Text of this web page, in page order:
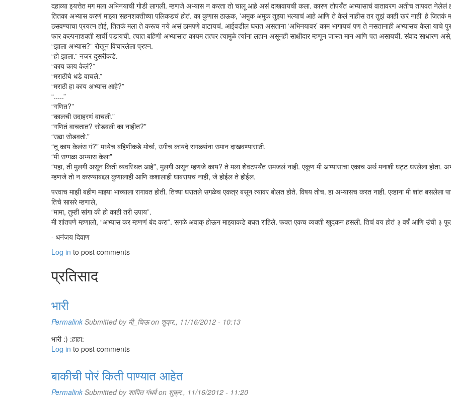
दहाव्या इयत्तेत मग मला अभिनयाची गोडी लागली. म्हणजे अभ्यास न करता तो चालू आहे असं दाखवायची कला. कारण तोपर्यंत अभ्यासाचं वातावरण अतीच तापवत नेलेलं
तितका अभ्यास करणं माझ्या सहनशक्तीच्या पलिकडचं होतं. का कुणास ठाऊक, 'अमुक अमुक तुझ्या भल्याचं आहे आणि ते केलं नाहीस तर तुझं काही खरं नाही' हे जितकं
ठसवण्याचा प्रयत्न होई, तितकं मला ते करूच नये असं ठामपणे वाटायचं. आईवडील घरात असताना ‘अभिनयावर’ काम भागायचं पण ते नसतानाही अभ्यासच केला याचे
फार कल्पनाशक्ती खर्ची पडायची. त्यात बहिणी अभ्यासात कायम तत्पर त्यामुळे त्यांना लहान असूनही साक्षीदार म्हणून जास्त मान आणि पत असायची. संवाद साधारण असे,
“झाला अभ्यास?” रोखून विचारलेला प्रश्न.
“हो झाला.” नजर दुसरीकडे.
“काय काय केलं?”
“मराठीचे धडे वाचले.”
“मराठी हा काय अभ्यास आहे?”
“.....”
“गणित?”
“कालची उदाहरणं वाचली.”
“गणितं वाचतात? सोडवली का नाहीत?”
“उद्या सोडवतो.”
“तू काय केलंस गं?” मध्येच बहिणीकडे मोर्चा, उगीच कायदे सगळ्यांना समान दाखवण्यासाठी.
“मी सग्गळा अभ्यास केला”
“पहा, ती मुलगी असून किती व्यवस्थित आहे”, मुलगी असून म्हणजे काय? ते मला शेवटपर्यंत समजलं नाही. एकूण मी अभ्यासाचा एकाच अर्थ मनाशी घट्ट धरलेला होता.
म्हणजे तो न करण्याबद्दल कुणालाही आणि कशालाही घाबरायचं नाही, जे होईल ते होईल.
परवाच माझी बहीण माझ्या भाच्याला रागावत होती. तिच्या घरातले सगळेच एकत्र बसून त्यावर बोलत होते. विषय तोच. हा अभ्यासच करत नाही. एव्हाना मी शांत बसलेला
तिचे सासरे म्हणाले,
“मामा, तुम्ही सांगा की हो काही तरी उपाय”.
मी शांतपणे म्हणालो, “अभ्यास कर म्हणणं बंद करा”. सगळे अवाक् होऊन माझ्याकडे बघत राहिले. फक्त एकच व्यक्ती खुद्कन हसली. तिचं वय होतं ३ वर्षं आणि उंची ३
- धनंजय दिवाण
Log in to post comments
प्रतिसाद
भारी
Permalink Submitted by मी_चिऊon शुक्र., 11/16/2012 - 10:13
भारी :) :हाहा:
Log in to post comments
बाकीची पोरं किती पाण्यात आहेत
Permalink Submitted by शापित गंधर्वon शुक्र., 11/16/2012 - 11:20